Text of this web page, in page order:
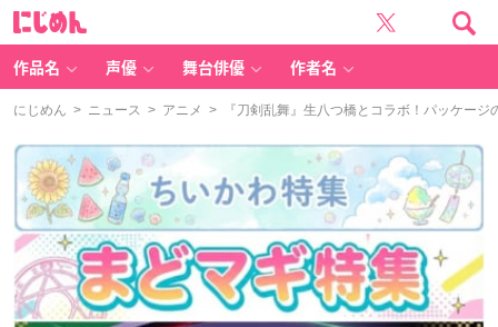
作品名 声優 舞台俳優 作者名
にじめん > ニュース > アニメ > 『刀剣乱舞』生八つ橋とコラボ！パッケージ